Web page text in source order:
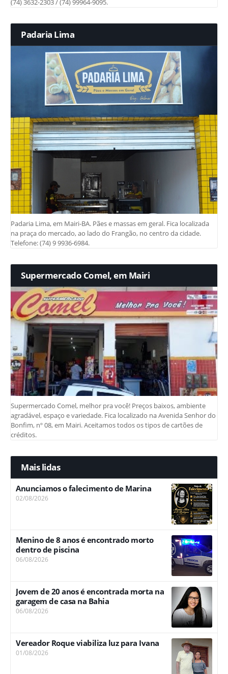
(74) 3632-2303 / (74) 99964-9095.
Padaria Lima
Padaria Lima, em Mairi-BA. Pães e massas em geral. Fica localizada
na praça do mercado, ao lado do Frangão, no centro da cidade.
Telefone: (74) 9 9936-6984.
Supermercado Comel, em Mairi
Supermercado Comel, melhor pra você! Preços baixos, ambiente
agradável, espaço e variedade. Fica localizado na Avenida Senhor do
Bonfim, nº 08, em Mairi. Aceitamos todos os tipos de cartões de
créditos.
Mais lidas
Anunciamos o falecimento de Marina
02/08/2026
Menino de 8 anos é encontrado morto
dentro de piscina
06/08/2026
Jovem de 20 anos é encontrada morta na
garagem de casa na Bahia
06/08/2026
Vereador Roque viabiliza luz para Ivana
01/08/2026